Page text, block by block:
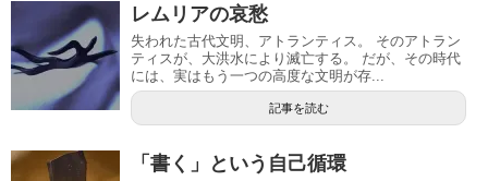
レムリアの哀愁
失われた古代文明、アトランティス。 そのアトラン
ティスが、大洪水により滅亡する。 だが、その時代
には、実はもう一つの高度な文明が存...
記事を読む
「書く」という自己循環